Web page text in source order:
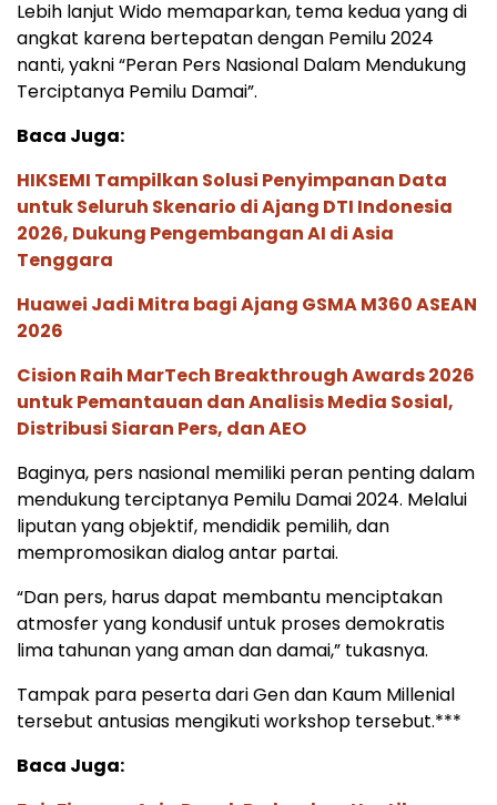
Lebih lanjut Wido memaparkan, tema kedua yang di
angkat karena bertepatan dengan Pemilu 2024
nanti, yakni “Peran Pers Nasional Dalam Mendukung
Terciptanya Pemilu Damai”.
Baca Juga:
HIKSEMI Tampilkan Solusi Penyimpanan Data
untuk Seluruh Skenario di Ajang DTI Indonesia
2026, Dukung Pengembangan AI di Asia
Tenggara
Huawei Jadi Mitra bagi Ajang GSMA M360 ASEAN
2026
Cision Raih MarTech Breakthrough Awards 2026
untuk Pemantauan dan Analisis Media Sosial,
Distribusi Siaran Pers, dan AEO
Baginya, pers nasional memiliki peran penting dalam
mendukung terciptanya Pemilu Damai 2024. Melalui
liputan yang objektif, mendidik pemilih, dan
mempromosikan dialog antar partai.
“Dan pers, harus dapat membantu menciptakan
atmosfer yang kondusif untuk proses demokratis
lima tahunan yang aman dan damai,” tukasnya.
Tampak para peserta dari Gen dan Kaum Millenial
tersebut antusias mengikuti workshop tersebut.***
Baca Juga: